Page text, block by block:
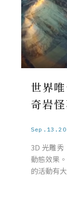
世界
奇岩
3D 光雕
動態效果
的活動有